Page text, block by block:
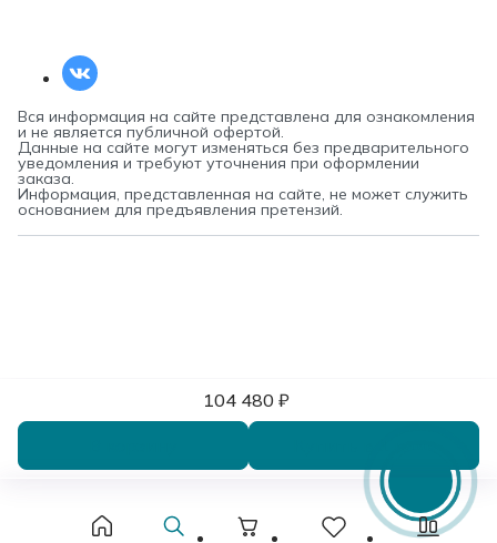
104 480 ₽
Вся информация на сайте представлена для ознакомления
и не является публичной офертой.
Данные на сайте могут изменяться без предварительного
уведомления и требуют уточнения при оформлении
заказа.
Информация, представленная на сайте, не может служить
основанием для предъявления претензий.